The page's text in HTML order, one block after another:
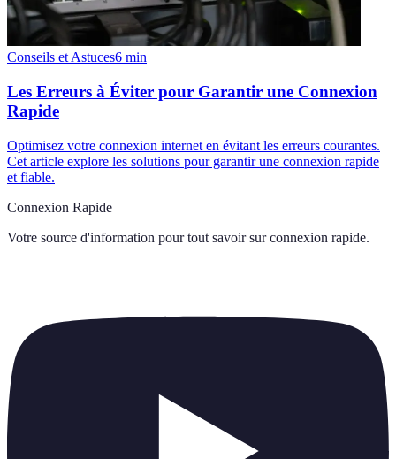
Conseils et Astuces6 min
Les Erreurs à Éviter pour Garantir une Connexion
Rapide
Optimisez votre connexion internet en évitant les erreurs courantes.
Cet article explore les solutions pour garantir une connexion rapide
et fiable.
Connexion Rapide
Votre source d'information pour tout savoir sur connexion rapide.